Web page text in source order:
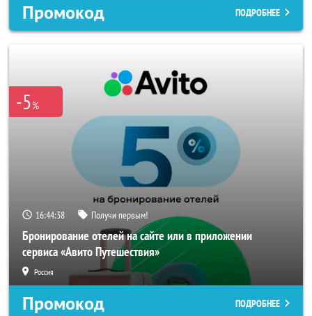
Промокод ПОДРОБНЕЕ
-5%
16:44:38 Получи первым!
Бронирование отелей на сайте или в приложении
сервиса «Авито Путешествия»
Россия
Промокод ПОДРОБНЕЕ